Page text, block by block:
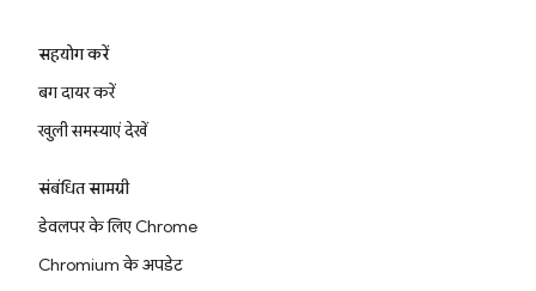
सहयोग करें
बग दायर करें
खुली समस्याएं देखें
संबंधित सामग्री
डेवलपर के लिए Chrome
Chromium के अपडेट